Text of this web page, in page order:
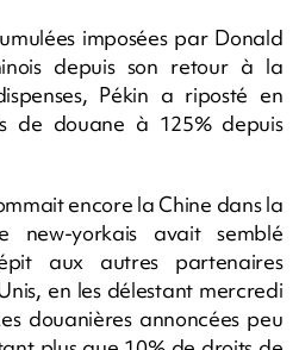
imposées par Donald
depuis son retour à la
Pékin a riposté en
de douane à 125% depuis
encore la Chine dans la
new-yorkais avait semblé
aux autres partenaires
en les délestant mercredi
douanières annoncées peu